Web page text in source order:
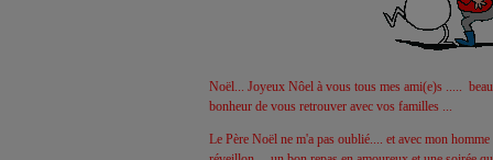
Noël... Joyeux Nôel à vous tous mes ami(e)s .....
bonheur de vous retrouver avec vos familles ...
Le Père Noël ne m'a pas oublié.... et avec mon